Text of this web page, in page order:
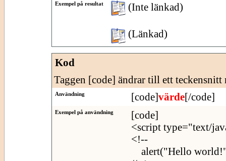
Exempel på resultat (Inte länkad)
(Länkad)
Kod
Taggen [code] ändrar till ett teckensnitt
Användning [code]värde[/code]
Exempel på användning
[code]
<script type="text/
<!--
alert("Hello